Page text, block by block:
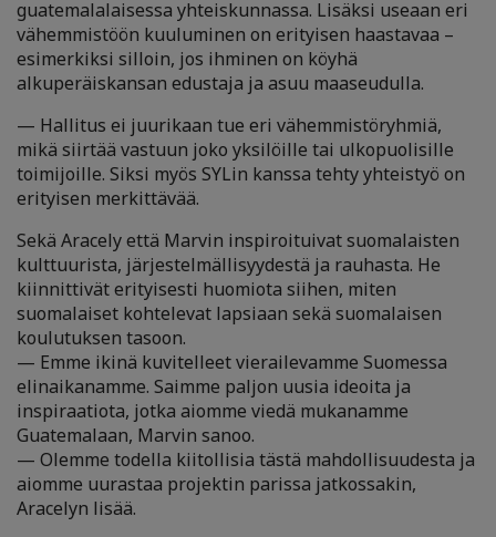
guatemalalaisessa yhteiskunnassa. Lisäksi useaan eri
vähemmistöön kuuluminen on erityisen haastavaa –
esimerkiksi silloin, jos ihminen on köyhä
alkuperäiskansan edustaja ja asuu maaseudulla.
— Hallitus ei juurikaan tue eri vähemmistöryhmiä,
mikä siirtää vastuun joko yksilöille tai ulkopuolisille
toimijoille. Siksi myös SYLin kanssa tehty yhteistyö on
erityisen merkittävää.
Sekä Aracely että Marvin inspiroituivat suomalaisten
kulttuurista, järjestelmällisyydestä ja rauhasta. He
kiinnittivät erityisesti huomiota siihen, miten
suomalaiset kohtelevat lapsiaan sekä suomalaisen
koulutuksen tasoon.
— Emme ikinä kuvitelleet vierailevamme Suomessa
elinaikanamme. Saimme paljon uusia ideoita ja
inspiraatiota, jotka aiomme viedä mukanamme
Guatemalaan, Marvin sanoo.
— Olemme todella kiitollisia tästä mahdollisuudesta ja
aiomme uurastaa projektin parissa jatkossakin,
Aracelyn lisää.